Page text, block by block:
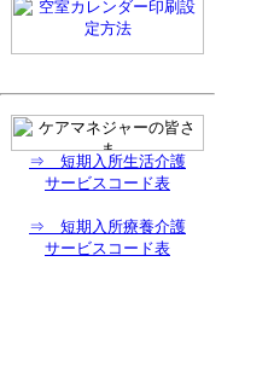
⇒ 短期入所生活介護
サービスコード表
⇒ 短期入所療養介護
サービスコード表